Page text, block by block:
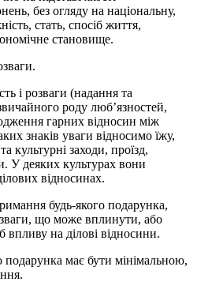
без огляду на національну,
стать, спосіб життя,
становище.
і розваги (надання та
роду люб’язностей,
гарних відносин між
знаків уваги відносимо їжу,
культурні заходи, проїзд,
У деяких культурах вони
відносинах.
будь-якого подарунка,
що може вплинути, або
впливу на ділові відносини.
подарунка має бути мінімальною,